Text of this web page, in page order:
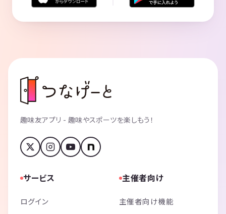
趣味友アプリ - 趣味やスポーツを楽しもう！
サービス
ログイン
主催者向け
主催者向け機能